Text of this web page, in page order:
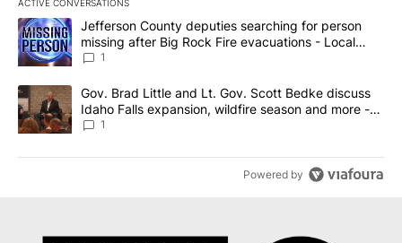
ACTIVE CONVERSATIONS
The following is a list of the most commented articles in the last
A trending article titled "Jefferson County deputies searching
Jefferson County deputies searching for person
missing after Big Rock Fire evacuations - Local
News 8
1
A trending article titled "Gov. Brad Little and Lt. Gov. Scott
Gov. Brad Little and Lt. Gov. Scott Bedke discuss
Idaho Falls expansion, wildfire season and more -
Local News 8
1
Powered by